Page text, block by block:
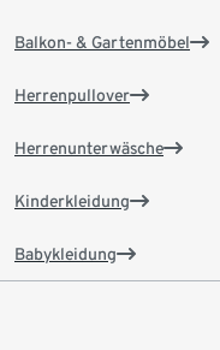
Balkon- & Gartenmöbel
Herrenpullover
Herrenunterwäsche
Kinderkleidung
Babykleidung